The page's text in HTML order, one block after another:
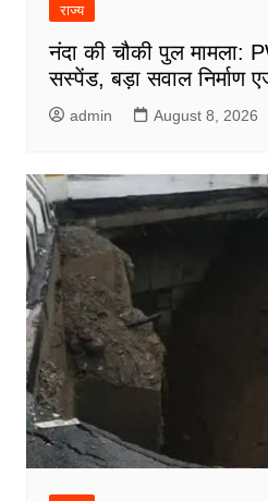
राज्य
नंदा की चौकी पुल मामला:
सस्पेंड, बड़ा सवाल निर्माण
admin August 8, 2026